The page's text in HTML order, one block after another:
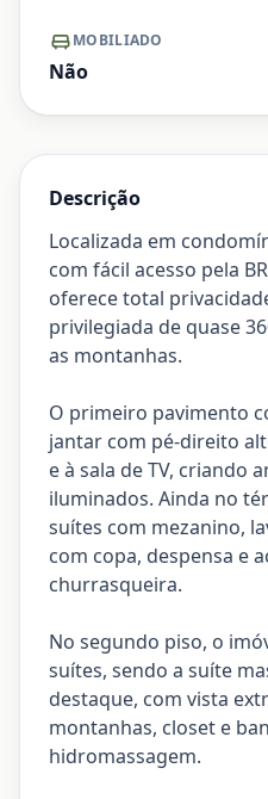
MOBILIADO
Não
Descrição
Localizada em
com fácil acesso pela
oferece total
privilegiada de quase
as montanhas.
O primeiro pavimento
jantar com pé-direito
e à sala de TV, criando
iluminados. Ainda no
suítes com mezanino,
com copa, despensa e
churrasqueira.
No segundo piso, o
suítes, sendo a suíte
destaque, com vista
montanhas, closet e
hidromassagem.